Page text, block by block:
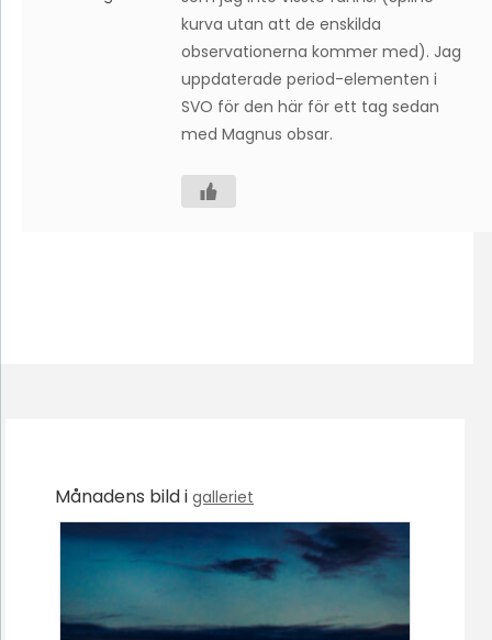
kurva utan att de enskilda
observationerna kommer med). Jag
uppdaterade period-elementen i
SVO för den här för ett tag sedan
med Magnus obsar.
Månadens bild i galleriet